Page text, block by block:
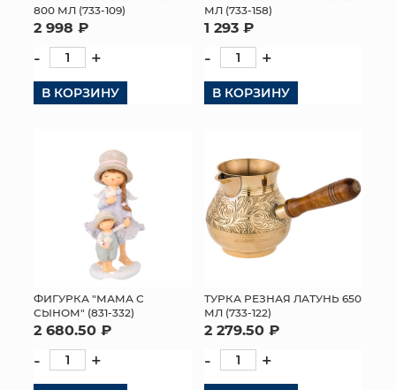
800 МЛ (733-109)
2 998 ₽
- +
В КОРЗИНУ
МЛ (733-158)
1 293 ₽
- +
В КОРЗИНУ
ФИГУРКА "МАМА С
СЫНОМ" (831-332)
2 680.50 ₽
- +
ТУРКА РЕЗНАЯ ЛАТУНЬ 650
МЛ (733-122)
2 279.50 ₽
- +